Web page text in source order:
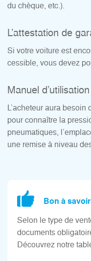
du chèque, etc.).
L’attestation de
Si votre voiture est
cessible, vous devez
Manuel d’utilisation
L’acheteur aura besoin
pour connaître la
pneumatiques,
une remise à niveau
Bon à
Selon le type de
documents
Découvrez notre